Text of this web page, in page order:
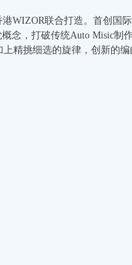
WIZOR联合打造。首创国
概念，打破传统Auto Misic
精挑细选的旋律，创新的